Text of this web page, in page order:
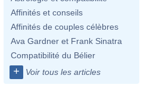
Affinités et conseils
Affinités de couples célèbres
Ava Gardner et Frank Sinatra
Compatibilité du Bélier
+ Voir tous les articles